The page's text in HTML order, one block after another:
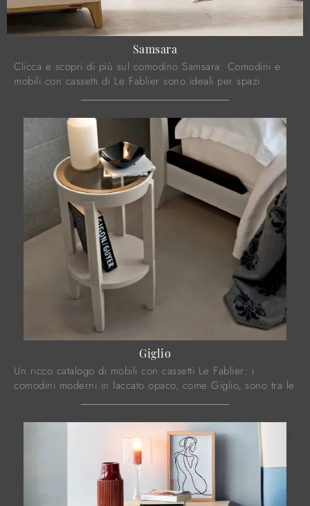
Samsara
Clicca e scopri di più sul comodino Samsara: Comodini e
mobili con cassetti di Le Fablier sono ideali per spazi
Giglio
Un ricco catalogo di mobili con cassetti Le Fablier: i
comodini moderni in laccato opaco, come Giglio, sono tra le